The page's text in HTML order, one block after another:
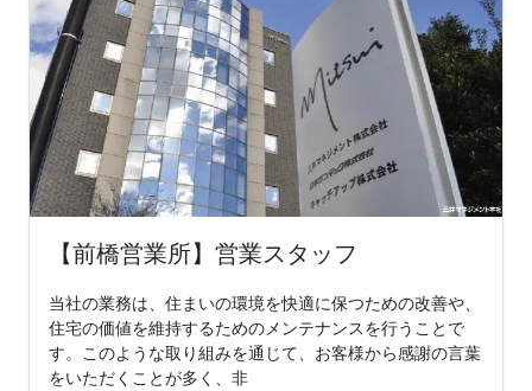
【前橋営業所】営業スタッフ
当社の業務は、住まいの環境を快適に保つための改善や、
住宅の価値を維持するためのメンテナンスを行うことで
す。このような取り組みを通じて、お客様から感謝の言葉
をいただくことが多く、非